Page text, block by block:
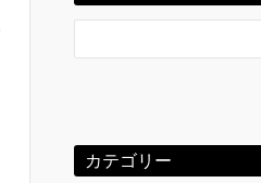
カテゴリー